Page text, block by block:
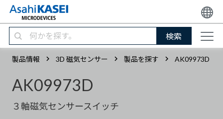
検索
製品情報 3D 磁気センサー 製品を探す AK09973D
AK09973D
３軸磁気センサースイッチ